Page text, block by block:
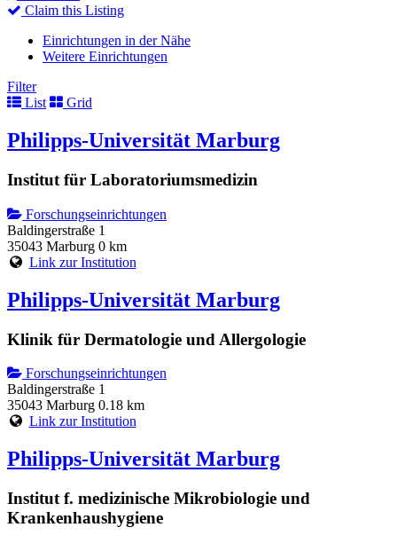
Claim this Listing
Einrichtungen in der Nähe
Weitere Einrichtungen
Filter
List
Grid
Philipps-Universität Marburg
Institut für Laboratoriumsmedizin
Forschungseinrichtungen
Baldingerstraße 1
35043 Marburg 0 km
Link zur Institution
Philipps-Universität Marburg
Klinik für Dermatologie und Allergologie
Forschungseinrichtungen
Baldingerstraße 1
35043 Marburg 0.18 km
Link zur Institution
Philipps-Universität Marburg
Institut f. medizinische Mikrobiologie und
Krankenhaushygiene